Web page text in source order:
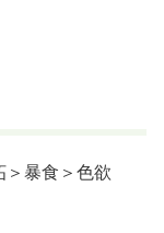
＞暴食＞色欲